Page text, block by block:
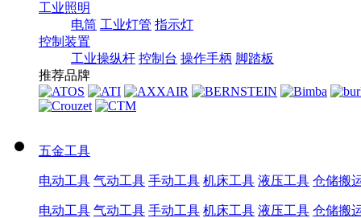
工业照明
电筒 工业灯管 指示灯
控制装置
工业操纵杆 控制台 操作手柄 脚踏板
推荐品牌
五金工具
电动工具 气动工具 手动工具 机床工具 液压工具 仓储搬
电动工具 气动工具 手动工具 机床工具 液压工具 仓储搬